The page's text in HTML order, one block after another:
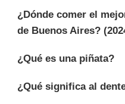
¿Dónde comer el
de Buenos Aires?
¿Qué es una piñata?
¿Qué significa al